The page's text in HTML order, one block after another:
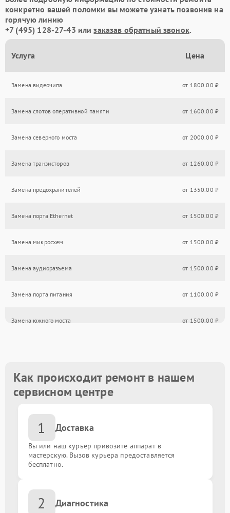
конкретно вашей поломки вы можете узнать позвонив на
горячую линию
+7 (495) 128-27-43 илизаказав обратный звонок.
Услуга Цена
Замена видеочипа от 1800.00 ₽
Замена слотов оперативной памяти от 1600.00 ₽
Замена северного моста от 2000.00 ₽
Замена транзисторов от 1260.00 ₽
Замена предохранителей от 1350.00 ₽
Замена порта Ethernet от 1500.00 ₽
Замена микросхем от 1500.00 ₽
Замена аудиоразъема от 1500.00 ₽
Замена порта питания от 1100.00 ₽
Замена южного моста от 1500.00 ₽
Замена USB порта
Замена порта VGA
Замена сокета
Замена мультиконтроллера
Замена контроллеров от 1800.00 ₽
Замена чипов
Как происходит ремонт в нашем
сервисном центре
1 Доставка
Вы или наш курьер привозите аппарат в
мастерскую. Вызов курьера предоставляется
бесплатно.
2 Диагностика